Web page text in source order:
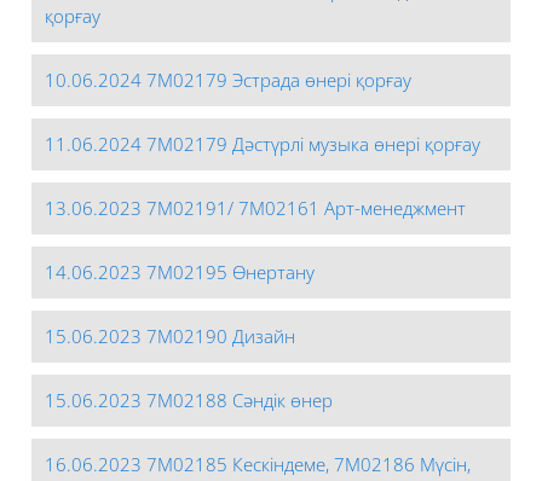
қорғау
10.06.2024 7М02179 Эстрада өнері қорғау
11.06.2024 7М02179 Дәстүрлі музыка өнері қорғау
13.06.2023 7М02191/ 7М02161 Арт-менеджмент
14.06.2023 7М02195 Өнертану
15.06.2023 7М02190 Дизайн
15.06.2023 7М02188 Сәндік өнер
16.06.2023 7М02185 Кескіндеме, 7М02186 Мүсін,